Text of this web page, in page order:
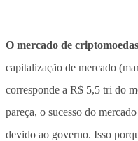
O mercado de criptomoedas
capitalização de mercado
corresponde a R$ 5,5 tri do
pareça, o sucesso do
devido ao governo. Isso